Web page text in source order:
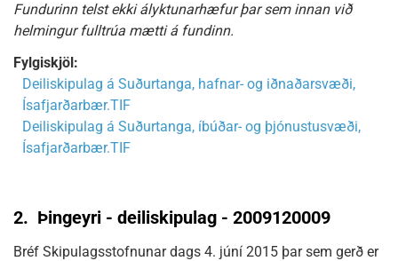
Fundurinn telst ekki ályktunarhæfur þar sem innan við
helmingur fulltrúa mætti á fundinn.
Fylgiskjöl:
Deiliskipulag á Suðurtanga, hafnar- og iðnaðarsvæði,
Ísafjarðarbær.TIF
Deiliskipulag á Suðurtanga, íbúðar- og þjónustusvæði,
Ísafjarðarbær.TIF
2. Þingeyri - deiliskipulag - 2009120009
Bréf Skipulagsstofnunar dags 4. júní 2015 þar sem gerð er